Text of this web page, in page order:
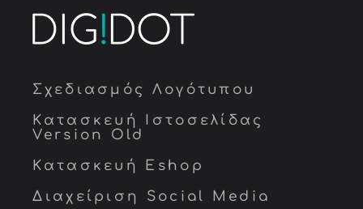
Σχεδιασμός Λογότυπου
Κατασκευή Ιστοσελίδας
Version Old
Κατασκευή Eshop
Διαχείριση Social Media